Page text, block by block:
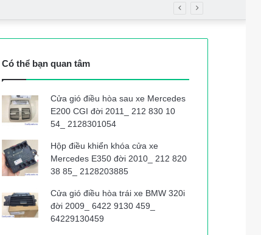
Có thể bạn quan tâm
Cửa gió điều hòa sau xe Mercedes
E200 CGI đời 2011_ 212 830 10
54_ 2128301054
Hộp điều khiển khóa cửa xe
Mercedes E350 đời 2010_ 212 820
38 85_ 2128203885
Cửa gió điều hòa trái xe BMW 320i
đời 2009_ 6422 9130 459_
64229130459